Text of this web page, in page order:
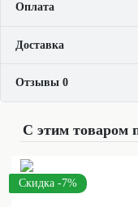
Оплата
Доставка
Отзывы 0
С этим товаром
Скидка -7%